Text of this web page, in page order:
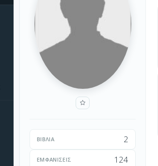
ΒΙΒΛΊΑ 2
ΕΜΦΑΝΊΣΕΙΣ 124